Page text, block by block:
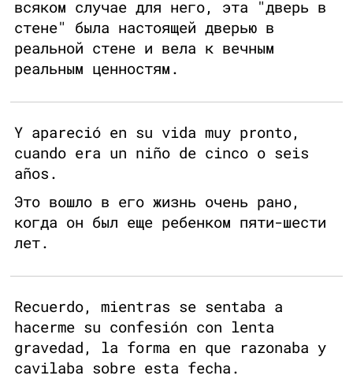
всяком случае для него, эта "дверь в
стене" была настоящей дверью в
реальной стене и вела к вечным
реальным ценностям.
Y apareció en su vida muy pronto,
cuando era un niño de cinco o seis
años.
Это вошло в его жизнь очень рано,
когда он был еще ребенком пяти-шести
лет.
Recuerdo, mientras se sentaba a
hacerme su confesión con lenta
gravedad, la forma en que razonaba y
cavilaba sobre esta fecha.